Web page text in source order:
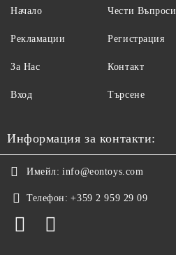
Начало
Рекламации
За Нас
Вход
Чести Въпроси
Регистрация
Контакт
Търсене
Информация за контакти:
Имейл: info@eontoys.com
Телефон: +359 2 959 29 09